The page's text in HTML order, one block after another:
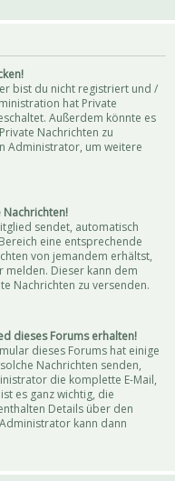
bist du nicht registriert und /
hat Private
Außerdem könnte es
Nachrichten zu
Administrator, um weitere
Nachrichten!
sendet, automatisch
eine entsprechende
von jemandem erhältst,
melden. Dieser kann dem
Nachrichten zu versenden.
dieses Forums erhalten!
dieses Forums hat einige
Nachrichten senden,
die komplette E-Mail,
es ganz wichtig, die
Details über den
kann dann